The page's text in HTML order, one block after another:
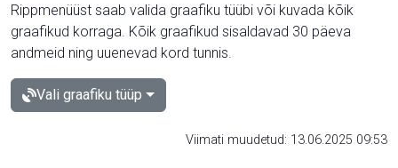
Rippmenüüst saab valida graafiku tüübi või kuvada kõik
graafikud korraga. Kõik graafikud sisaldavad 30 päeva
andmeid ning uuenevad kord tunnis.
Vali graafiku tüüp
Viimati muudetud: 13.06.2025 09:53